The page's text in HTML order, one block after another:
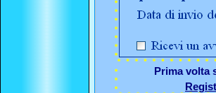
Prima volta